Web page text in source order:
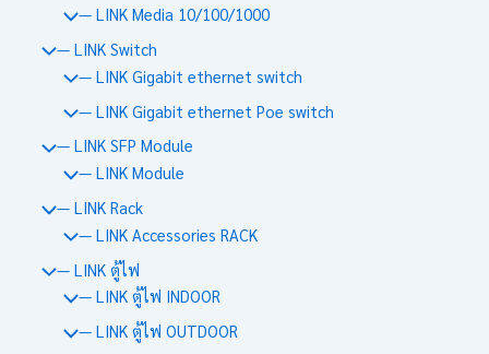
— LINK Media 10/100/1000
— LINK Switch
— LINK Gigabit ethernet switch
— LINK Gigabit ethernet Poe switch
— LINK SFP Module
— LINK Module
— LINK Rack
— LINK Accessories RACK
— LINK ตู้ไฟ
— LINK ตู้ไฟ INDOOR
— LINK ตู้ไฟ OUTDOOR